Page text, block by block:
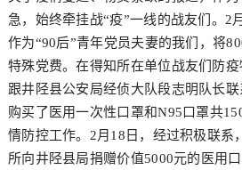
急，始终牵挂战“疫”一线的战友们。2
作为“90后”青年党员夫妻的我们，将
特殊党费。在得知所在单位战友们防
跟井陉县公安局经侦大队段志明队长
购买了医用一次性口罩和N95口罩共
情防控工作。2月18日，经过积极联系
所向井陉县局捐赠价值5000元的医用